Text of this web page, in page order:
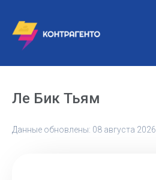
Ле Бик Тьям
Данные обновлены: 08 августа 2026